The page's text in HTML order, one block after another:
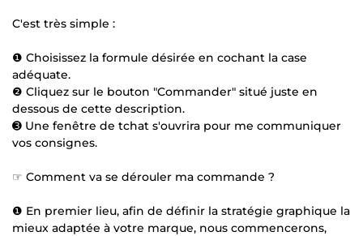
C'est très simple :
❶ Choisissez la formule désirée en cochant la case
adéquate.
❷ Cliquez sur le bouton "Commander" situé juste en
dessous de cette description.
➌ Une fenêtre de tchat s'ouvrira pour me communiquer
vos consignes.
☞ Comment va se dérouler ma commande ?
❶ En premier lieu, afin de définir la stratégie graphique la
mieux adaptée à votre marque, nous commencerons,